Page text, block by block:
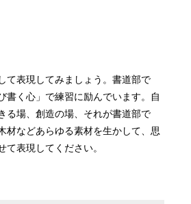
て表現してみましょう。書道部で
書く心」で練習に励んでいます。自
る場、創造の場、それが書道部で
材などあらゆる素材を生かして、思
て表現してください。